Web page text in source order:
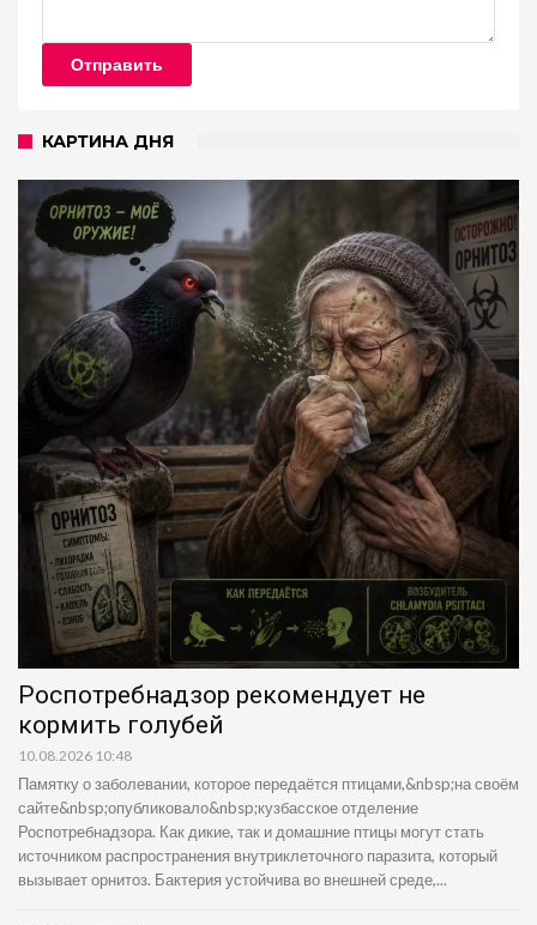
Отправить
КАРТИНА ДНЯ
Роспотребнадзор рекомендует не
кормить голубей
10.08.2026 10:48
Памятку о заболевании, которое передаётся птицами,&nbsp;на своём
сайте&nbsp;опубликовало&nbsp;кузбасское отделение
Роспотребнадзора. Как дикие, так и домашние птицы могут стать
источником распространения внутриклеточного паразита, который
вызывает орнитоз. Бактерия устойчива во внешней среде,...